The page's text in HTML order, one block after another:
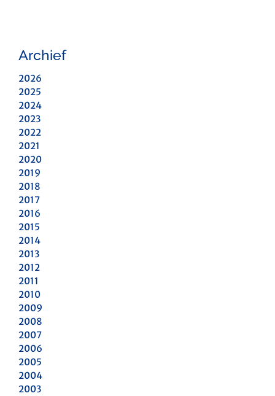
Archief
2026
2025
2024
2023
2022
2021
2020
2019
2018
2017
2016
2015
2014
2013
2012
2011
2010
2009
2008
2007
2006
2005
2004
2003